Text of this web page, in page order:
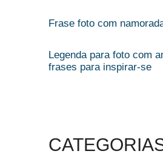
Frase foto com
Legenda para foto com
frases para inspirar-se